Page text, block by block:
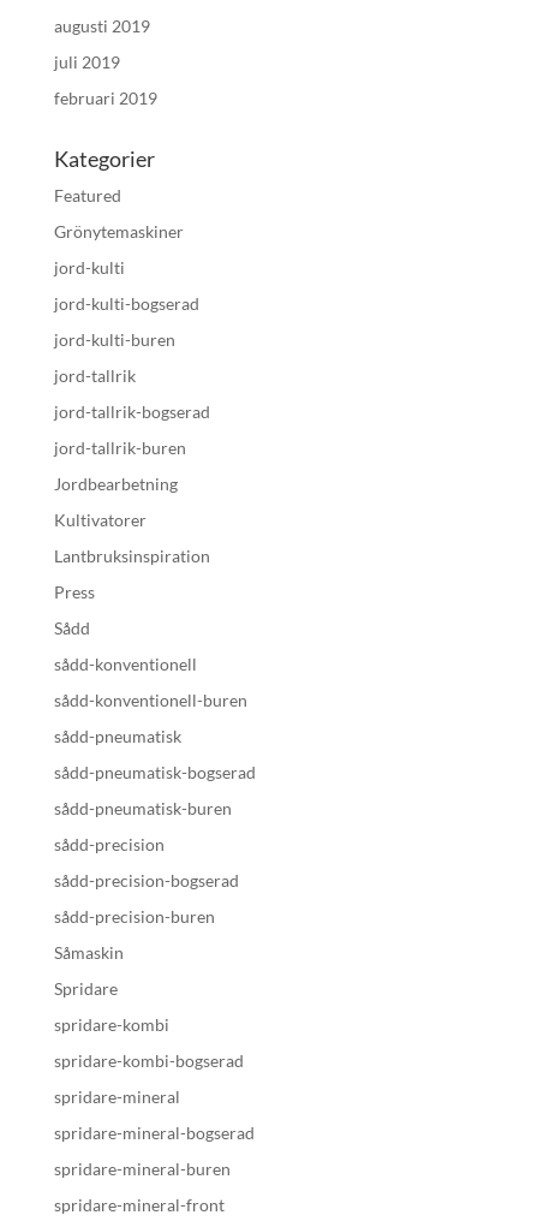
augusti 2019
juli 2019
februari 2019
Kategorier
Featured
Grönytemaskiner
jord-kulti
jord-kulti-bogserad
jord-kulti-buren
jord-tallrik
jord-tallrik-bogserad
jord-tallrik-buren
Jordbearbetning
Kultivatorer
Lantbruksinspiration
Press
Sådd
sådd-konventionell
sådd-konventionell-buren
sådd-pneumatisk
sådd-pneumatisk-bogserad
sådd-pneumatisk-buren
sådd-precision
sådd-precision-bogserad
sådd-precision-buren
Såmaskin
Spridare
spridare-kombi
spridare-kombi-bogserad
spridare-mineral
spridare-mineral-bogserad
spridare-mineral-buren
spridare-mineral-front